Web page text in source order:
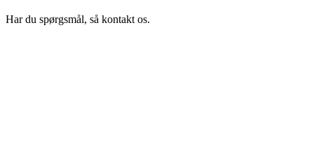
Har du spørgsmål, så kontakt os.